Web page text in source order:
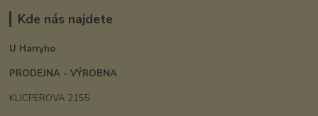
Kde nás najdete
U Harryho
PRODEJNA - VÝROBNA
KLICPEROVA 2155